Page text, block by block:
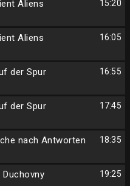
15:20
Aliens
16:05
Aliens
16:55
der Spur
17:45
der Spur
18:35
nach Antworten
19:25